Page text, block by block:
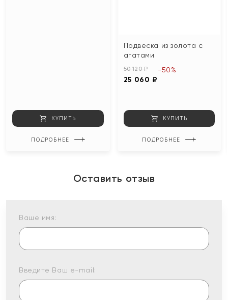
КУПИТЬ
ПОДРОБНЕЕ
Подвеска из золота с
агатами
50 120 ₽
25 060 ₽
-50%
КУПИТЬ
ПОДРОБНЕЕ
Оставить отзыв
Ваше имя:
Введите Ваш e-mail: